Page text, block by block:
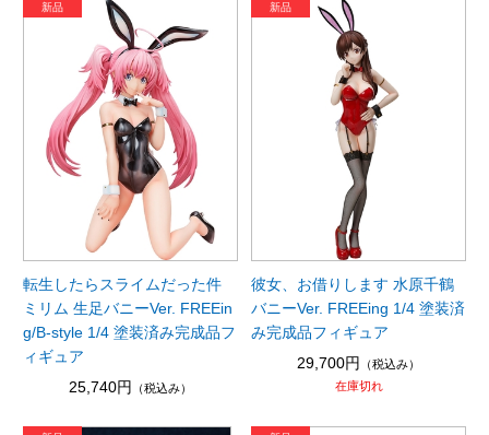
転生したらスライムだった件
ミリム 生足バニーVer. FREEin
g/B-style 1/4 塗装済み完成品フ
ィギュア
25,740円
（税込み）
彼女、お借りします 水原千鶴
バニーVer. FREEing 1/4 塗装済
み完成品フィギュア
29,700円
（税込み）
在庫切れ